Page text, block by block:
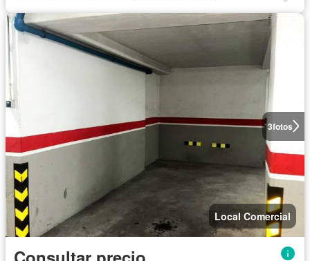
3fotos
Local Comercial